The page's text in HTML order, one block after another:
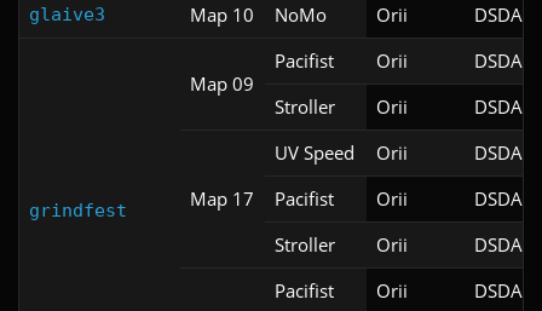
glaive3 Map 10 NoMo Orii DSDA-
grindfest
Map 09
Pacifist Orii
DSDA-
Stroller
Orii DSDA-
Map 17
UV Speed Orii
DSDA-
Pacifist
Orii
DSDA-
Stroller
Orii DSDA-
Pacifist Orii
DSDA-